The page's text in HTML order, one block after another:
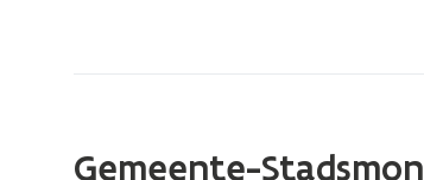
Gemeente-